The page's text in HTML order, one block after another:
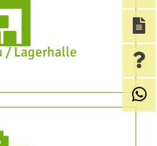
/ Lagerhalle